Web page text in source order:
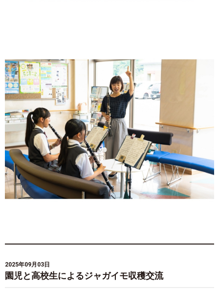
2025年09月03日
園児と高校生によるジャガイモ収穫交流